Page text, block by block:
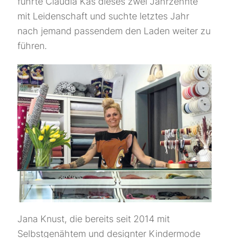
mit Leidenschaft und suchte letztes Jahr
nach jemand passendem den Laden weiter zu
führen.
Jana Knust, die bereits seit 2014 mit
Selbstgenähtem und designter Kindermode